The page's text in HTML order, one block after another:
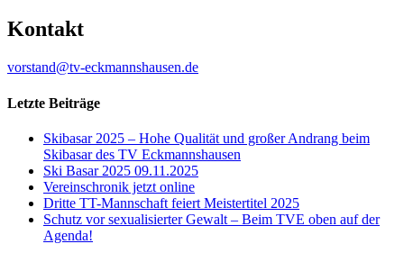
Kontakt
vorstand@tv-eckmannshausen.de
Letzte Beiträge
Skibasar 2025 – Hohe Qualität und großer Andrang beim
Skibasar des TV Eckmannshausen
Ski Basar 2025 09.11.2025
Vereinschronik jetzt online
Dritte TT-Mannschaft feiert Meistertitel 2025
Schutz vor sexualisierter Gewalt – Beim TVE oben auf der
Agenda!